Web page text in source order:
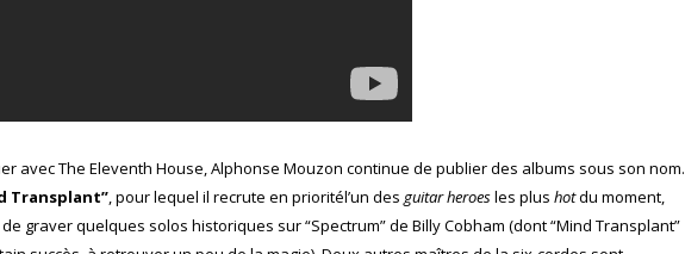
avec The Eleventh House, Alphonse Mouzon continue de publier des albums sous son nom.
Transplant”, pour lequel il recrute en prioritél’un des guitar heroesles plus hotdu moment,
graver quelques solos historiques sur “Spectrum” de Billy Cobham (dont “Mind Transplant”